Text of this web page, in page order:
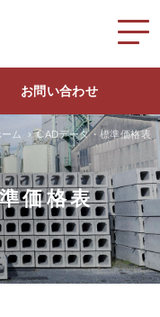
お問い合わせ
ーム CADデータ・標準価格表
価格表